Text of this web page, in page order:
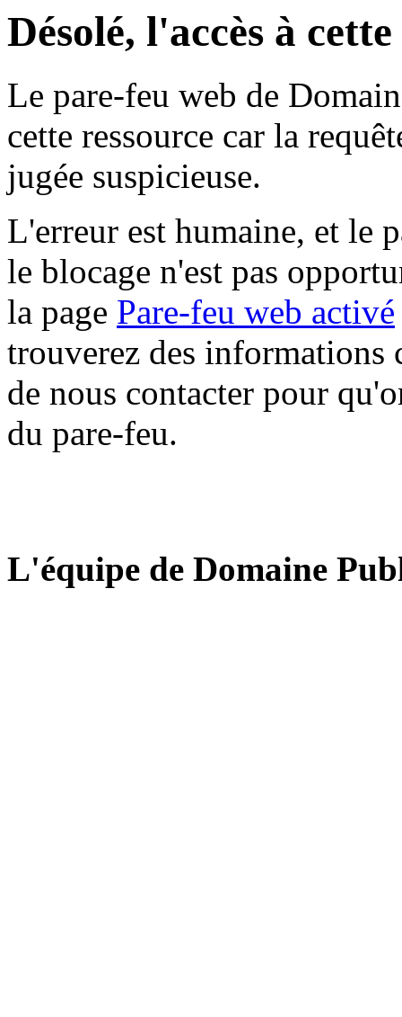
Désolé, l'accès à
Le pare-feu web de
cette ressource car la
jugée suspicieuse.
L'erreur est humaine, et le
le blocage n'est pas
la page Pare-feu web activé
trouverez des informations
de nous contacter pour
du pare-feu.
L'équipe de Domaine